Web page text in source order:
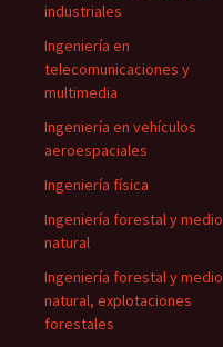
industriales
Ingeniería en
telecomunicaciones y
multimedia
Ingeniería en vehículos
aeroespaciales
Ingeniería física
Ingeniería forestal y medio
natural
Ingeniería forestal y medio
natural, explotaciones
forestales